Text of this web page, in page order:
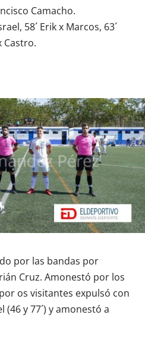
Camacho.
58´ Erik x Marcos, 63´
Castro.
por las bandas por
Cruz. Amonestó por los
os visitantes expulsó con
(46 y 77´) y amonestó a